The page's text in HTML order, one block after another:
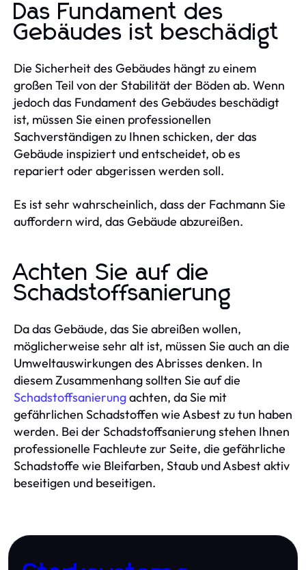
Das Fundament des
Gebäudes ist beschädigt
Die Sicherheit des Gebäudes hängt zu einem
großen Teil von der Stabilität der Böden ab. Wenn
jedoch das Fundament des Gebäudes beschädigt
ist, müssen Sie einen professionellen
Sachverständigen zu Ihnen schicken, der das
Gebäude inspiziert und entscheidet, ob es
repariert oder abgerissen werden soll.
Es ist sehr wahrscheinlich, dass der Fachmann Sie
auffordern wird, das Gebäude abzureißen.
Achten Sie auf die
Schadstoffsanierung
Da das Gebäude, das Sie abreißen wollen,
möglicherweise sehr alt ist, müssen Sie auch an die
Umweltauswirkungen des Abrisses denken. In
diesem Zusammenhang sollten Sie auf die
Schadstoffsanierungachten, da Sie mit
gefährlichen Schadstoffen wie Asbest zu tun haben
werden. Bei der Schadstoffsanierung stehen Ihnen
professionelle Fachleute zur Seite, die gefährliche
Schadstoffe wie Bleifarben, Staub und Asbest aktiv
beseitigen und beseitigen.